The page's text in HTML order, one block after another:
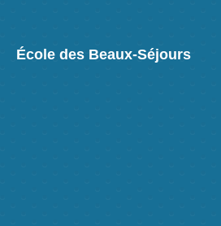
École des Beaux-Séjours